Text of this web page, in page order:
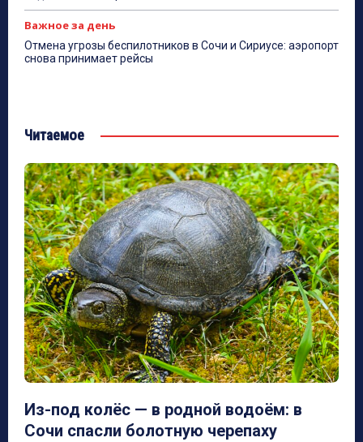
Важное за день
Отмена угрозы беспилотников в Сочи и Сириусе: аэропорт
снова принимает рейсы
Читаемое
Из-под колёс — в родной водоём: в
Сочи спасли болотную черепаху